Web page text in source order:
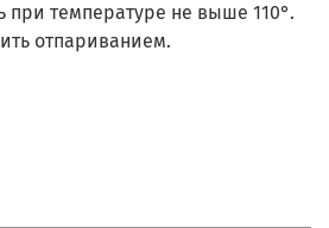
температуре не выше 110°.
отпариванием.